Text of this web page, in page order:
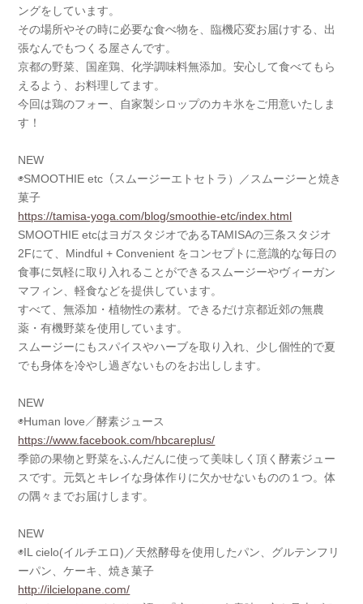
ングをしています。
その場所やその時に必要な食べ物を、臨機応変お届けする、出
張なんでもつくる屋さんです。
京都の野菜、国産鶏、化学調味料無添加。安心して食べてもら
えるよう、お料理してます。
今回は鶏のフォー、自家製シロップのカキ氷をご用意いたしま
す！
NEW
◉SMOOTHIE etc（スムージーエトセトラ）／スムージーと焼き
菓子
https://tamisa-yoga.com/blog/smoothie-etc/index.html
SMOOTHIE etcはヨガスタジオであるTAMISAの三条スタジオ
2Fにて、Mindful + Convenient をコンセプトに意識的な毎日の
食事に気軽に取り入れることができるスムージーやヴィーガン
マフィン、軽食などを提供しています。
すべて、無添加・植物性の素材。できるだけ京都近郊の無農
薬・有機野菜を使用しています。
スムージーにもスパイスやハーブを取り入れ、少し個性的で夏
でも身体を冷やし過ぎないものをお出しします。
NEW
◉Human love／酵素ジュース
https://www.facebook.com/hbcareplus/
季節の果物と野菜をふんだんに使って美味しく頂く酵素ジュー
スです。元気とキレイな身体作りに欠かせないものの１つ。体
の隅々までお届けします。
NEW
◉IL cielo(イルチエロ)／天然酵母を使用したパン、グルテンフリ
ーパン、ケーキ、焼き菓子
http://ilcielopane.com/